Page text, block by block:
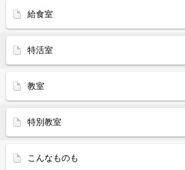
給食室
特活室
教室
特別教室
こんなものも